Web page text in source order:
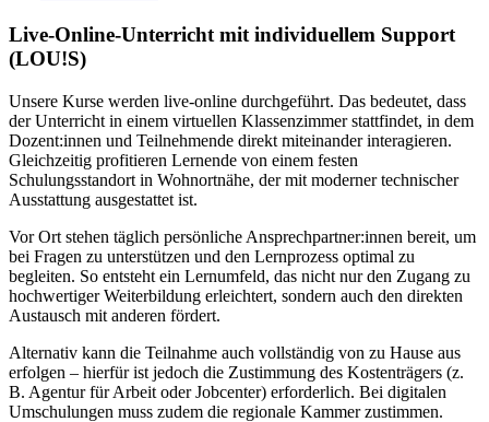
Live-​Online-Unterricht mit individuellem Support
(LOU!S)
Unsere Kurse werden live-online durchgeführt. Das bedeutet, dass
der Unterricht in einem virtuellen Klassenzimmer stattfindet, in dem
Dozent:innen und Teilnehmende direkt miteinander interagieren.
Gleichzeitig profitieren Lernende von einem festen
Schulungsstandort in Wohnortnähe, der mit moderner technischer
Ausstattung ausgestattet ist.
Vor Ort stehen täglich persönliche Ansprechpartner:innen bereit, um
bei Fragen zu unterstützen und den Lernprozess optimal zu
begleiten. So entsteht ein Lernumfeld, das nicht nur den Zugang zu
hochwertiger Weiterbildung erleichtert, sondern auch den direkten
Austausch mit anderen fördert.
Alternativ kann die Teilnahme auch vollständig von zu Hause aus
erfolgen – hierfür ist jedoch die Zustimmung des Kostenträgers (z.
B. Agentur für Arbeit oder Jobcenter) erforderlich. Bei digitalen
Umschulungen muss zudem die regionale Kammer zustimmen.